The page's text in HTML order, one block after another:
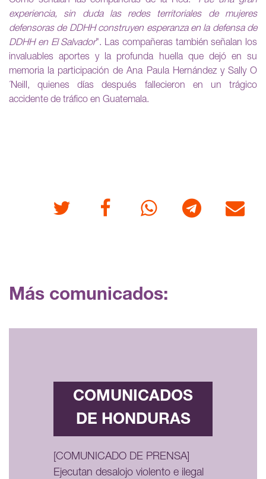
experiencia, sin duda las redes territoriales de mujeres
defensoras de DDHH construyen esperanza en la defensa de
DDHH en El Salvador". Las compañeras también señalan los
invaluables aportes y la profunda huella que dejó en su
memoria la participación de Ana Paula Hernández y Sally O
´Neill, quienes días después fallecieron en un trágico
accidente de tráfico en Guatemala.
Twitter FacebookWhatsappTelegram Correo
Más comunicados:
COMUNICADOS
DE HONDURAS
[COMUNICADO DE PRENSA]
Ejecutan desalojo violento e ilegal